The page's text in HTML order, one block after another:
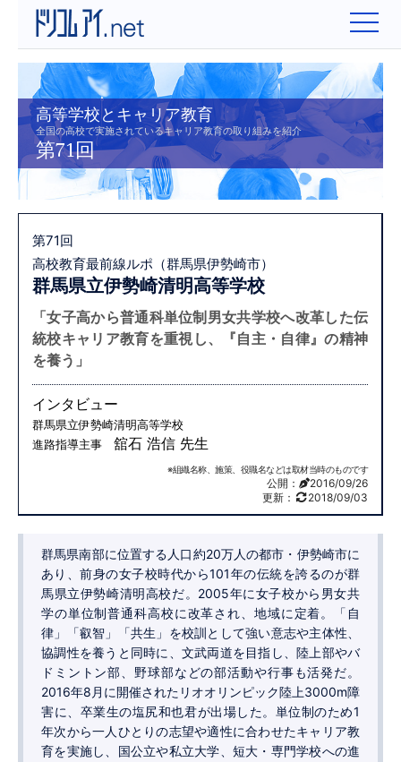
高等学校とキャリア教育
全国の高校で実施されているキャリア教育の取り組みを紹介
第71回
第71回
高校教育最前線ルポ（群馬県伊勢崎市）
群馬県立伊勢崎清明高等学校
「女子高から普通科単位制男女共学校へ改革した伝
統校キャリア教育を重視し、『自主・自律』の精神
を養う」
インタビュー
群馬県立伊勢崎清明高等学校
進路指導主事 舘石 浩信 先生
※組織名称、施策、役職名などは取材当時のものです
公開：
2016/09/26
更新：
2018/09/03
群馬県南部に位置する人口約20万人の都市・伊勢崎市に
あり、前身の女子校時代から101年の伝統を誇るのが群
馬県立伊勢崎清明高校だ。2005年に女子校から男女共
学の単位制普通科高校に改革され、地域に定着。「自
律」「叡智」「共生」を校訓として強い意志や主体性、
協調性を養うと同時に、文武両道を目指し、陸上部やバ
ドミントン部、野球部などの部活動や行事も活発だ。
2016年8月に開催されたリオオリンピック陸上3000m障
害に、卒業生の塩尻和也君が出場した。単位制のため1
年次から一人ひとりの志望や適性に合わせたキャリア教
育を実施し、国公立や私立大学、短大・専門学校への進